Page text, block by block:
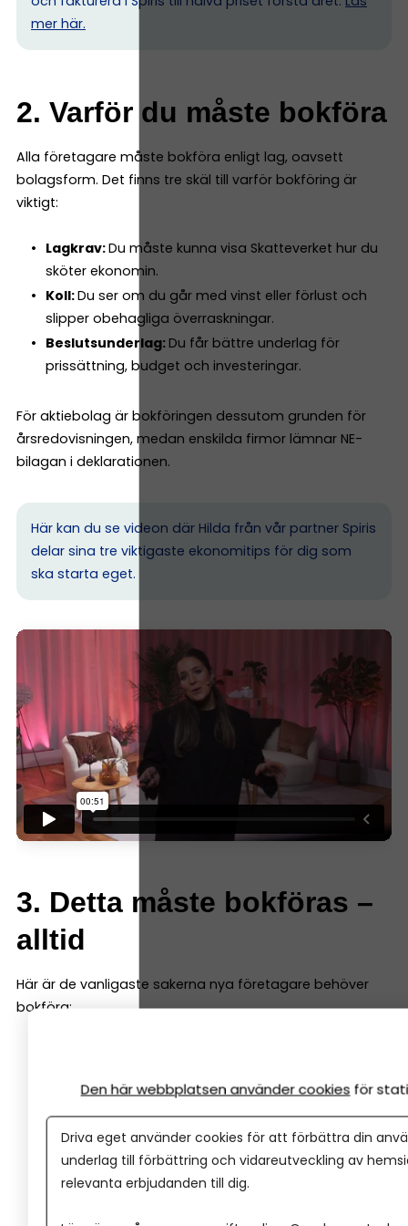
mer här.
2. Varför du måste bokföra
Alla företagare måste bokföra enligt lag, oavsett
bolagsform. Det finns tre skäl till varför bokföring är
viktigt:
Lagkrav:Du måste kunna visa Skatteverket hur du
sköter ekonomin.
Koll:Du ser om du går med vinst eller förlust och
slipper obehagliga överraskningar.
Beslutsunderlag: Du får bättre underlag för
prissättning, budget och investeringar.
För aktiebolag är bokföringen dessutom grunden för
årsredovisningen, medan enskilda firmor lämnar NE-
bilagan i deklarationen.
Här kan du se videon där Hilda från vår partner Spiris
delar sina tre viktigaste ekonomitips för dig som
ska starta eget.
3. Detta måste bokföras –
alltid
Här är de vanligaste sakerna nya företagare behöver
bokföra:
Kostnader:Inköp, abonnemang, hyror, program.
Skatter och avgifter:
arbetsgivaravgifter.
Utbetalad lön från aktiebolag.
Eget uttag / egen insättning:
Tillgångar: Maskiner, datorer, inventarier.
Den här webbplatsen använder cookies för
Driva eget använder cookies för att förbättra din
underlag till förbättring och vidareutveckling av
relevanta erbjudanden till dig.